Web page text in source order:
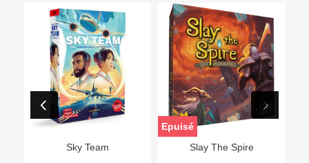
Sky Team Slay The Spire
Epuisé